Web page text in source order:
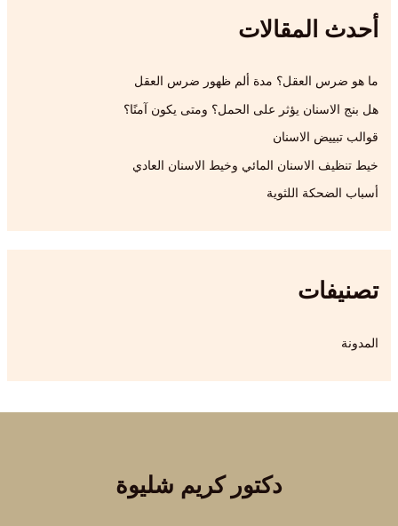
ث
ن
أحدث المقالات
ما هو ضرس العقل؟ مدة ألم ظهور ضرس العقل
هل بنج الاسنان يؤثر على الحمل؟ ومتى يكون آمنًا؟
قوالب تبييض الاسنان
خيط تنظيف الاسنان المائي وخيط الاسنان العادي
أسباب الضحكة اللثوية
تصنيفات
المدونة
دكتور كريم شليوة